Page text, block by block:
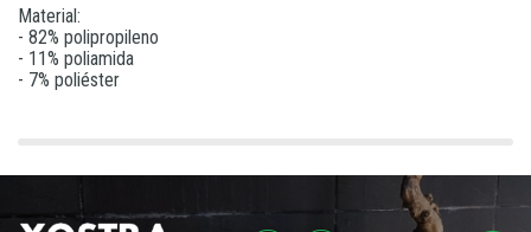
Material:
- 82% polipropileno
- 11% poliamida
- 7% poliéster